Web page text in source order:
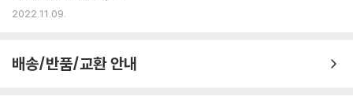
덤에서는 금관이 나왔다. 부부총인 황남대총 남분 즉 남성 묘에서 출토된
을 화려하게 장식하는 녹각 디자인을 닮은 금관이기에 황남대총 남분과 북
의 문화유산 - 『나의 문화유
2022.11.09.
배송/반품/교환 안내